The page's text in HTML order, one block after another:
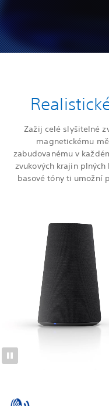
Zažij celé slyšitelné
magnetickému
zabudovanému v
zvukových krajin
basové tóny ti umožní